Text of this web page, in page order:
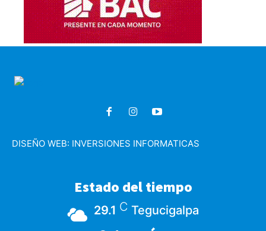
DISEÑO WEB: INVERSIONES INFORMATICAS
Estado del tiempo
29.1 C Tegucigalpa